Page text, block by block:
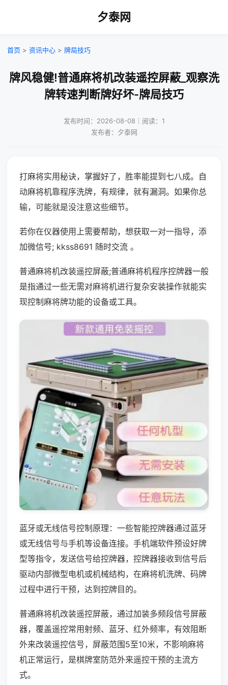
夕泰网
首页 > 资讯中心 > 牌局技巧
牌风稳健!普通麻将机改装遥控屏蔽_观察洗
牌转速判断牌好坏-牌局技巧
发布时间：2026-08-08｜阅读：1
发布者：夕泰网
打麻将实用秘诀，掌握好了，胜率能提到七八成。自
动麻将机靠程序洗牌，有规律，就有漏洞。如果你总
输，可能就是没注意这些细节。
若你在仪器使用上需要帮助，想获取一对一指导，添
加微信号; kkss8691 随时交流 。
普通麻将机改装遥控屏蔽;普通麻将机程序控牌器一般
是指通过一些无需对麻将机进行复杂安装操作就能实
现控制麻将牌功能的设备或工具。
蓝牙或无线信号控制原理：一些智能控牌器通过蓝牙
或无线信号与手机等设备连接。手机端软件预设好牌
型等指令，发送信号给控牌器，控牌器接收到信号后
驱动内部微型电机或机械结构，在麻将机洗牌、码牌
过程中进行干预，达到控牌目的。
普通麻将机改装遥控屏蔽，通过加装多频段信号屏蔽
器，覆盖遥控常用射频、蓝牙、红外频率，有效阻断
外来改装遥控信号，屏蔽范围5至10米，不影响麻将
机正常运行，是棋牌室防范外来遥控干预的主流方
式。